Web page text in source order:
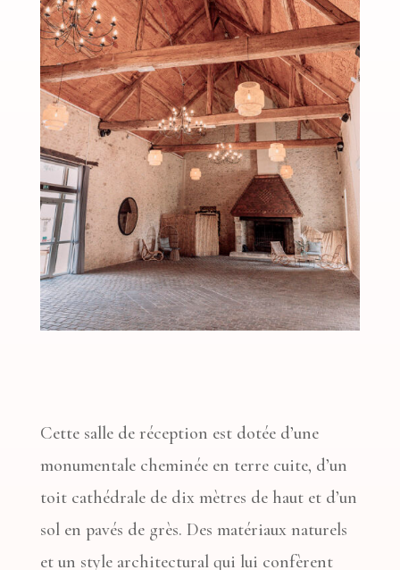
Cette salle de réception est dotée d’une
monumentale cheminée en terre cuite, d’un
toit cathédrale de dix mètres de haut et d’un
sol en pavés de grès. Des matériaux naturels
et un style architectural qui lui confèrent